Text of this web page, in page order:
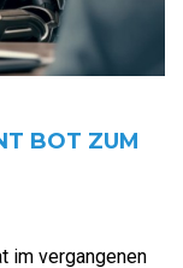
BOT ZUM
im vergangenen